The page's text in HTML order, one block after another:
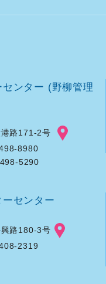
ンター (野柳管理
路171-2号
8980
5290
センター
路180-3号
2319